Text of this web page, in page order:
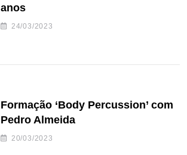
anos
24/03/2023
Formação ‘Body Percussion’ com
Pedro Almeida
20/03/2023